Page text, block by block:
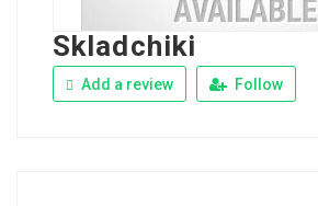
Skladchiki
Add a review Follow